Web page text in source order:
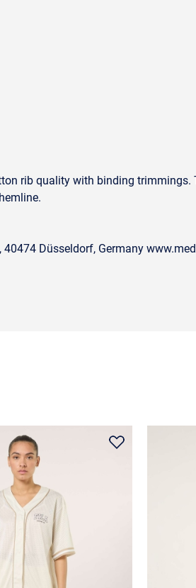
rib quality with binding
Düsseldorf, Germany